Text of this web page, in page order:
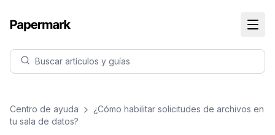
Buscar artículos y guías
Centro de ayuda
¿Cómo habilitar solicitudes de archivos en
tu sala de datos?